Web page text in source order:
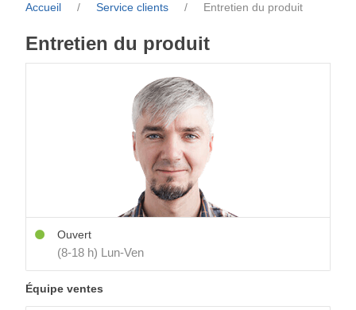
Accueil / Service clients / Entretien du produit
Entretien du produit
Ouvert
(8-18 h) Lun-Ven
Équipe ventes